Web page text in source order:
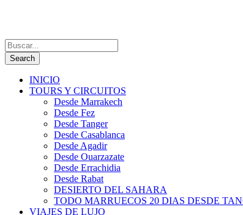
INICIO
TOURS Y CIRCUITOS
Desde Marrakech
Desde Fez
Desde Tanger
Desde Casablanca
Desde Agadir
Desde Ouarzazate
Desde Errachidia
Desde Rabat
DESIERTO DEL SAHARA
TODO MARRUECOS 20 DIAS DESDE
VIAJES DE LUJO